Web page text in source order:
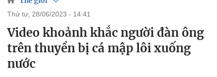
thứ tư, 28/06/2023 - 14:41
Video khoảnh khắc người đàn ông
trên thuyền bị cá mập lôi xuống
nước